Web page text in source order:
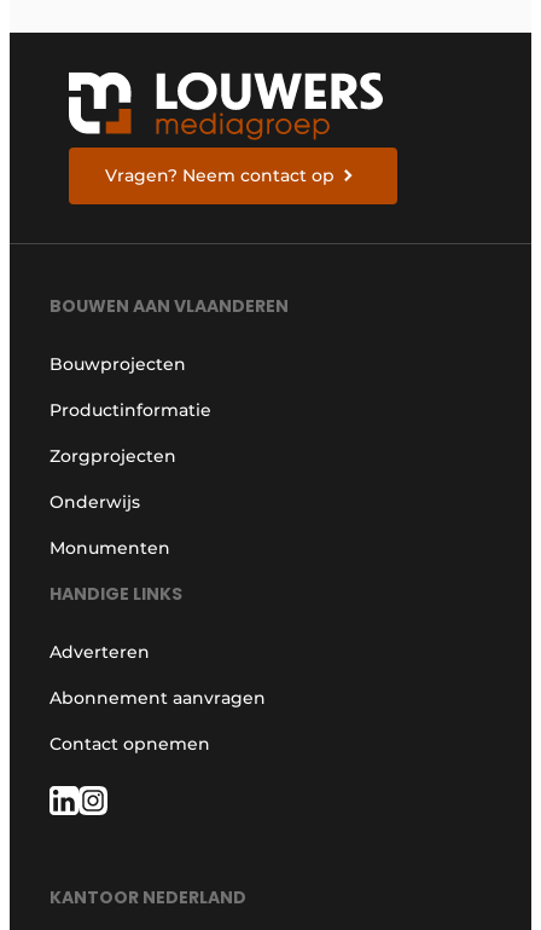
en schaalgrootte
Vragen? Neem contact op
BOUWEN AAN VLAANDEREN
Bouwprojecten
Productinformatie
Zorgprojecten
Onderwijs
Monumenten
HANDIGE LINKS
Adverteren
Abonnement aanvragen
Contact opnemen
KANTOOR NEDERLAND